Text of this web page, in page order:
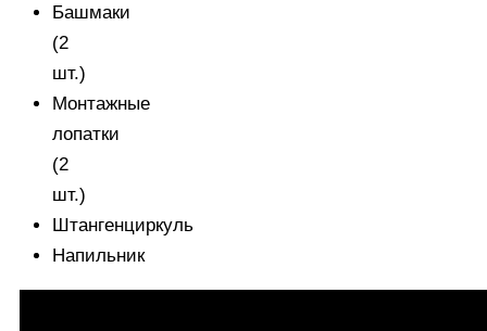
Башмаки
(2
шт.)
Монтажные
лопатки
(2
шт.)
Штангенциркуль
Напильник